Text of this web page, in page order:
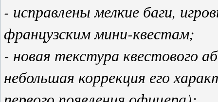
- исправлены мелкие баги,
французским мини-квестам;
- новая текстура квестового
небольшая коррекция его